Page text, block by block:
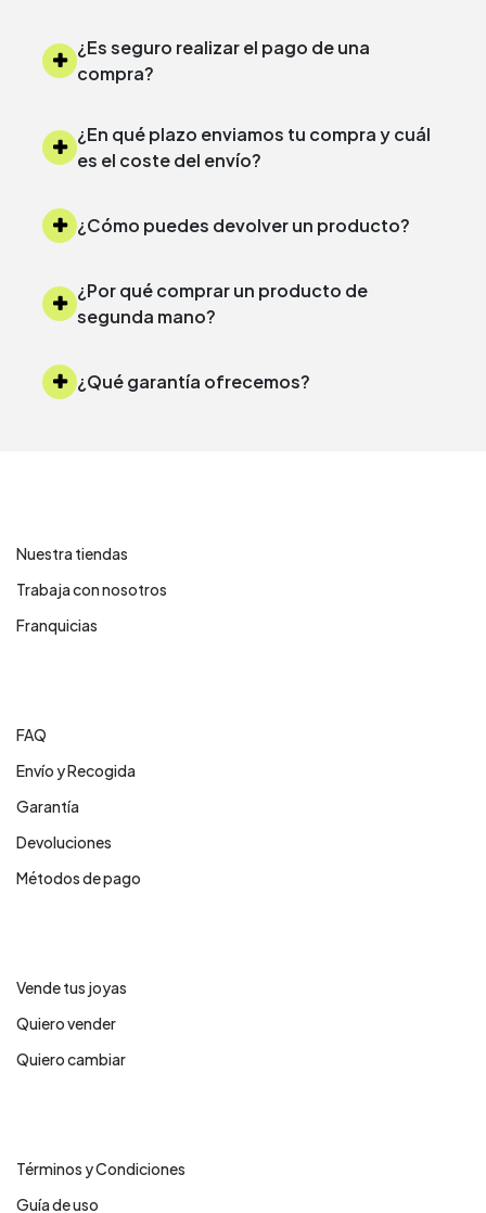
¿Es seguro realizar el pago de una
compra?
¿En qué plazo enviamos tu compra y cuál
es el coste del envío?
¿Cómo puedes devolver un producto?
¿Por qué comprar un producto de
segunda mano?
¿Qué garantía ofrecemos?
Nuestra tiendas
Trabaja con nosotros
Franquicias
FAQ
Envío y Recogida
Garantía
Devoluciones
Métodos de pago
Vende tus joyas
Quiero vender
Quiero cambiar
Términos y Condiciones
Guía de uso